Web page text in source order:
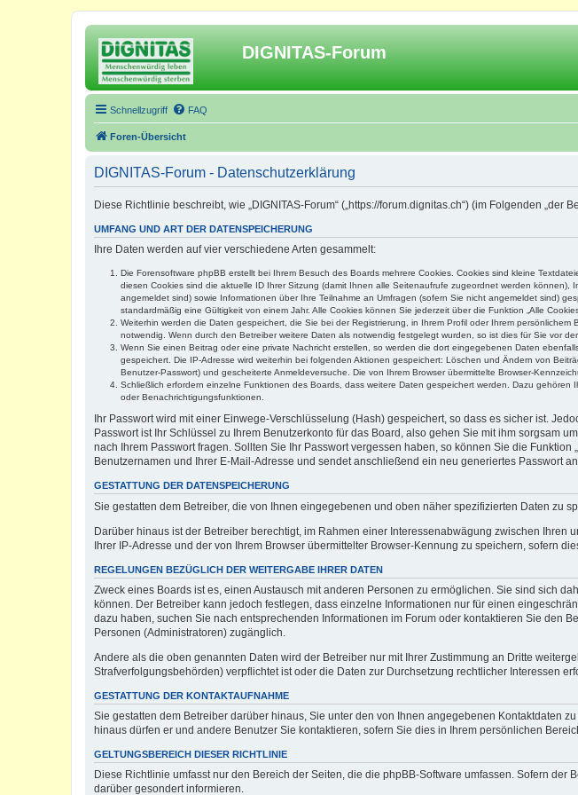
DIGNITAS-Forum
Schnellzugriff FAQ
Foren-Übersicht
DIGNITAS-Forum - Datenschutzerklärung
Diese Richtlinie beschreibt, wie „DIGNITAS-Forum“ („https://forum.dignitas.ch“) (im Folgenden
UMFANG UND ART DER DATENSPEICHERUNG
Ihre Daten werden auf vier verschiedene Arten gesammelt:
Die Forensoftware phpBB erstellt bei Ihrem Besuch des Boards mehrere Cookies. Cookies sind kleine
diesen Cookies sind die aktuelle ID Ihrer Sitzung (damit Ihnen alle Seitenaufrufe zugeordnet werden
angemeldet sind) sowie Informationen über Ihre Teilnahme an Umfragen (sofern Sie nicht angemeldet sind)
standardmäßig eine Gültigkeit von einem Jahr. Alle Cookies können Sie jederzeit über die Funktion „Alle
Weiterhin werden die Daten gespeichert, die Sie bei der Registrierung, in Ihrem Profil oder Ihrem
notwendig. Wenn durch den Betreiber weitere Daten als notwendig festgelegt wurden, so ist dies für Sie vor
Wenn Sie einen Beitrag oder eine private Nachricht erstellen, so werden die dort eingegebenen Daten
gespeichert. Die IP-Adresse wird weiterhin bei folgenden Aktionen gespeichert: Löschen und Ändern von
Benutzer-Passwort) und gescheiterte Anmeldeversuche. Die von Ihrem Browser übermittelte Browser-
Schließlich erfordern einzelne Funktionen des Boards, dass weitere Daten gespeichert werden. Dazu
oder Benachrichtigungsfunktionen.
Ihr Passwort wird mit einer Einwege-Verschlüsselung (Hash) gespeichert, so dass es sicher ist.
Passwort ist Ihr Schlüssel zu Ihrem Benutzerkonto für das Board, also gehen Sie mit ihm sorgsam
nach Ihrem Passwort fragen. Sollten Sie Ihr Passwort vergessen haben, so können Sie die
Benutzernamen und Ihrer E-Mail-Adresse und sendet anschließend ein neu generiertes Passwort
GESTATTUNG DER DATENSPEICHERUNG
Sie gestatten dem Betreiber, die von Ihnen eingegebenen und oben näher spezifizierten Daten zu
Darüber hinaus ist der Betreiber berechtigt, im Rahmen einer Interessenabwägung zwischen
Ihrer IP-Adresse und der von Ihrem Browser übermittelter Browser-Kennung zu speichern, sofern
REGELUNGEN BEZÜGLICH DER WEITERGABE IHRER DATEN
Zweck eines Boards ist es, einen Austausch mit anderen Personen zu ermöglichen. Sie sind sich
können. Der Betreiber kann jedoch festlegen, dass einzelne Informationen nur für einen
dazu haben, suchen Sie nach entsprechenden Informationen im Forum oder kontaktieren Sie den
Personen (Administratoren) zugänglich.
Andere als die oben genannten Daten wird der Betreiber nur mit Ihrer Zustimmung an Dritte
Strafverfolgungsbehörden) verpflichtet ist oder die Daten zur Durchsetzung rechtlicher Interessen
GESTATTUNG DER KONTAKTAUFNAHME
Sie gestatten dem Betreiber darüber hinaus, Sie unter den von Ihnen angegebenen Kontaktdaten
hinaus dürfen er und andere Benutzer Sie kontaktieren, sofern Sie dies in Ihrem persönlichen
GELTUNGSBEREICH DIESER RICHTLINIE
Diese Richtlinie umfasst nur den Bereich der Seiten, die die phpBB-Software umfassen. Sofern
darüber gesondert informieren.